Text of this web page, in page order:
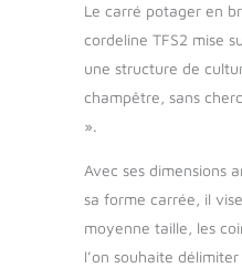
Le carré potager en
cordeline TFS2 mise
une structure de
champêtre, sans
».
Avec ses dimensions
sa forme carrée, il
moyenne taille, les
l’on souhaite